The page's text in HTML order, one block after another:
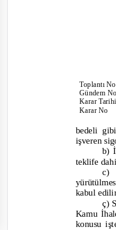
Toplantı No
Gündem No
Karar Tarihi
Karar No
bedeli
işveren
b)
teklife
c)
kabul
ç)
Kamu
konusu